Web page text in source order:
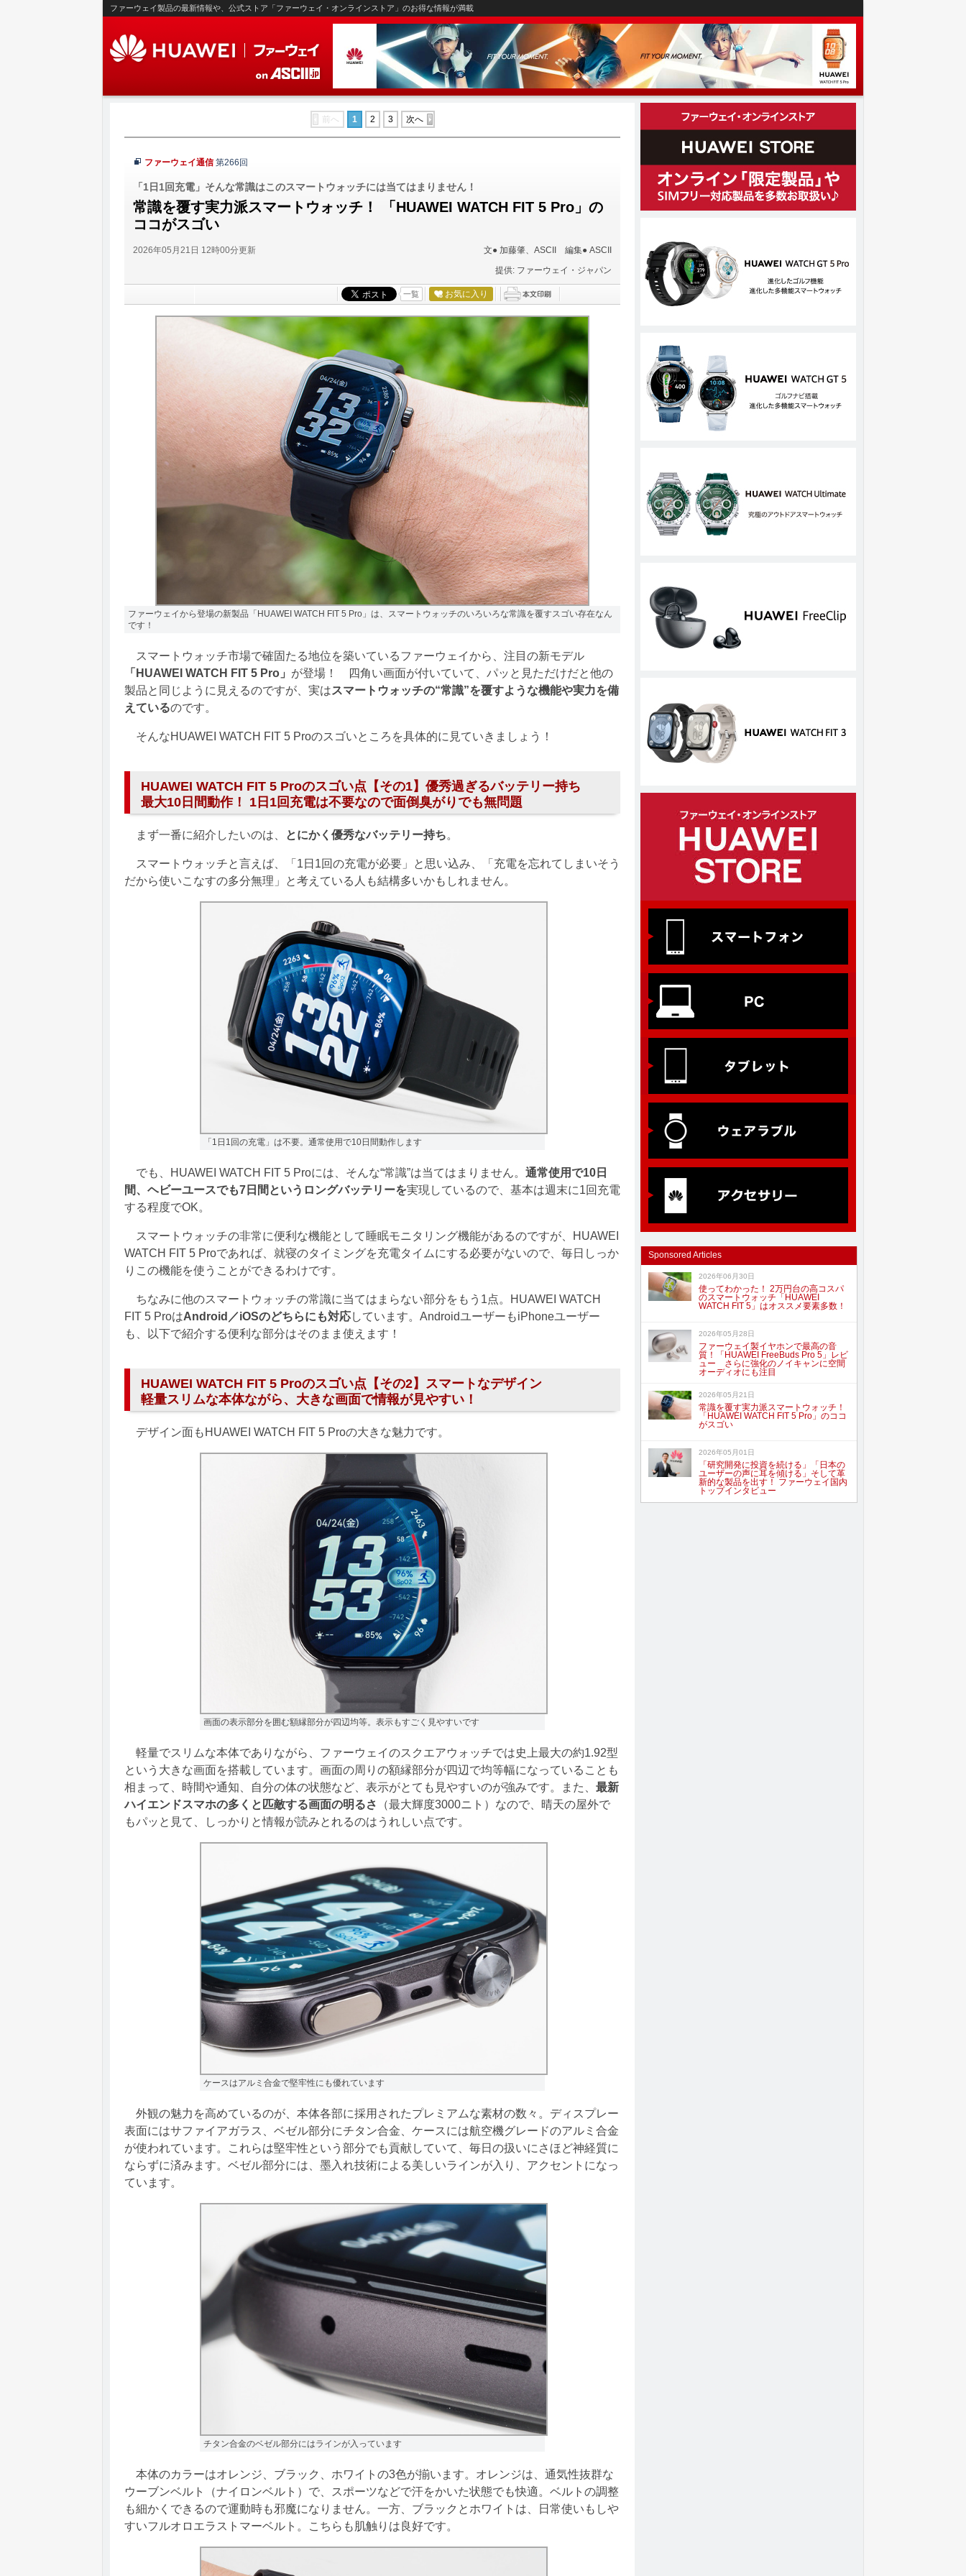
ファーウェイ製品の最新情報や、公式ストア「ファーウェイ・オンラインストア」のお得な情報が満載
前へ 1 2 3 次へ
ファーウェイ通信 第266回
「1日1回充電」そんな常識はこのスマートウォッチには当てはまりません！
常識を覆す実力派スマートウォッチ！ 「HUAWEI WATCH FIT 5 Pro」の
ココがスゴい
2026年05月21日 12時00分更新
文● 加藤肇、ASCII 編集● ASCII
提供: ファーウェイ・ジャパン
一覧 お気に入り
ファーウェイから登場の新製品「HUAWEI WATCH FIT 5 Pro」は、スマートウォッチのいろいろな常識を覆すスゴい存在なん
です！
スマートウォッチ市場で確固たる地位を築いているファーウェイから、注目の新モデル
「HUAWEI WATCH FIT 5 Pro」 が登場！ 四角い画面が付いていて、パッと見ただけだと他の
製品と同じように見えるのですが、実はスマートウォッチの“常識”を覆すような機能や実力を備
えているのです。
そんなHUAWEI WATCH FIT 5 Proのスゴいところを具体的に見ていきましょう！
HUAWEI WATCH FIT 5 Proのスゴい点【その1】優秀過ぎるバッテリー持ち
最大10日間動作！ 1日1回充電は不要なので面倒臭がりでも無問題
まず一番に紹介したいのは、 とにかく優秀なバッテリー持ち。
スマートウォッチと言えば、「1日1回の充電が必要」と思い込み、「充電を忘れてしまいそう
だから使いこなすの多分無理」と考えている人も結構多いかもしれません。
「1日1回の充電」は不要。通常使用で10日間動作します
でも、HUAWEI WATCH FIT 5 Proには、そんな“常識”は当てはまりません。 通常使用で10日
間、ヘビーユースでも7日間というロングバッテリーを実現しているので、基本は週末に1回充電
する程度でOK。
スマートウォッチの非常に便利な機能として睡眠モニタリング機能があるのですが、HUAWEI
WATCH FIT 5 Proであれば、就寝のタイミングを充電タイムにする必要がないので、毎日しっか
りこの機能を使うことができるわけです。
ちなみに他のスマートウォッチの常識に当てはまらない部分をもう1点。HUAWEI WATCH
FIT 5 ProはAndroid／iOSのどちらにも対応しています。AndroidユーザーもiPhoneユーザー
も、以下で紹介する便利な部分はそのまま使えます！
HUAWEI WATCH FIT 5 Proのスゴい点【その2】スマートなデザイン
軽量スリムな本体ながら、大きな画面で情報が見やすい！
デザイン面もHUAWEI WATCH FIT 5 Proの大きな魅力です。
画面の表示部分を囲む額縁部分が四辺均等。表示もすごく見やすいです
軽量でスリムな本体でありながら、ファーウェイのスクエアウォッチでは史上最大の約1.92型
という大きな画面を搭載しています。画面の周りの額縁部分が四辺で均等幅になっていることも
相まって、時間や通知、自分の体の状態など、表示がとても見やすいのが強みです。また、 最新
ハイエンドスマホの多くと匹敵する画面の明るさ
（最大輝度3000ニト）なので、晴天の屋外で
もパッと見て、しっかりと情報が読みとれるのはうれしい点です。
ケースはアルミ合金で堅牢性にも優れています
外観の魅力を高めているのが、本体各部に採用されたプレミアムな素材の数々。ディスプレー
表面にはサファイアガラス、ベゼル部分にチタン合金、ケースには航空機グレードのアルミ合金
が使われています。これらは堅牢性という部分でも貢献していて、毎日の扱いにさほど神経質に
ならずに済みます。ベゼル部分には、墨入れ技術による美しいラインが入り、アクセントになっ
ています。
チタン合金のベゼル部分にはラインが入っています
本体のカラーはオレンジ、ブラック、ホワイトの3色が揃います。オレンジは、通気性抜群な
ウーブンベルト（ナイロンベルト）で、スポーツなどで汗をかいた状態でも快適。ベルトの調整
も細かくできるので運動時も邪魔になりません。一方、ブラックとホワイトは、日常使いもしや
すいフルオロエラストマーベルト。こちらも肌触りは良好です。
Sponsored Articles
2026年06月30日
使ってわかった！ 2万円台の高コスパ
のスマートウォッチ「HUAWEI
WATCH FIT 5」はオススメ要素多数！
2026年05月28日
ファーウェイ製イヤホンで最高の音
質！「HUAWEI FreeBuds Pro 5」レビ
ュー さらに強化のノイキャンに空間
オーディオにも注目
2026年05月21日
常識を覆す実力派スマートウォッチ！
「HUAWEI WATCH FIT 5 Pro」のココ
がスゴい
2026年05月01日
「研究開発に投資を続ける」「日本の
ユーザーの声に耳を傾ける」そして革
新的な製品を出す！ ファーウェイ国内
トップインタビュー